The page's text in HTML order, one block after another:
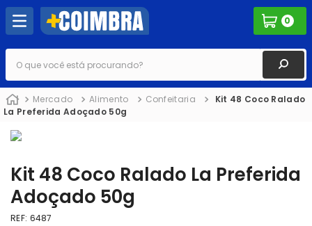
0
O que você está procurando?
Mercado Alimento Confeitaria
Kit 48 Coco Ralado
La Preferida Adoçado 50g
Kit 48 Coco Ralado La Preferida
Adoçado 50g
REF: 6487